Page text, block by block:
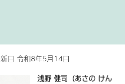
日 令和8年5月14日
浅野 健司（あさの けん